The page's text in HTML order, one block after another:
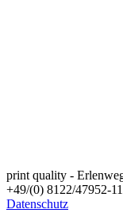
print quality -
+49/(0) 8122/47952-
Datenschutz